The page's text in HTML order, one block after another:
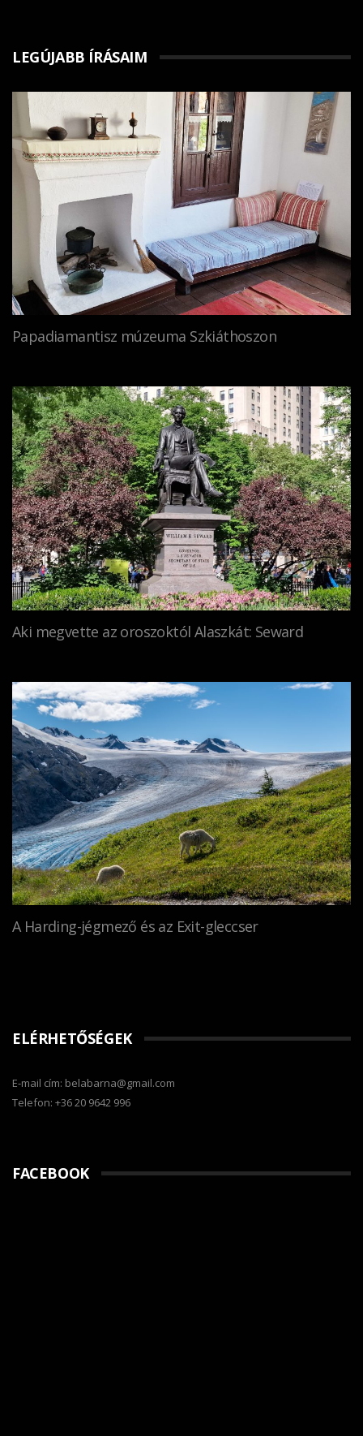
LEGÚJABB ÍRÁSAIM
Papadiamantisz múzeuma Szkiáthoszon
Aki megvette az oroszoktól Alaszkát: Seward
A Harding-jégmező és az Exit-gleccser
ELÉRHETŐSÉGEK
E-mail cím: belabarna@gmail.com
Telefon: +36 20 9642 996
FACEBOOK